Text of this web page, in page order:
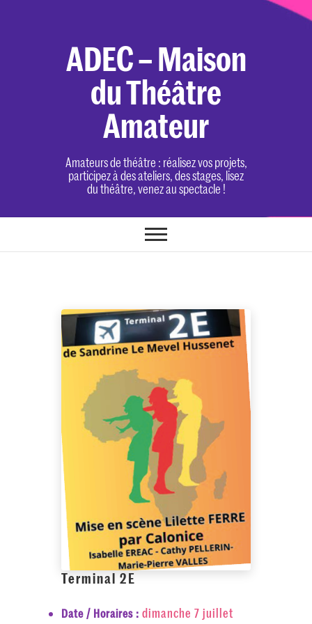
ADEC – Maison
du Théâtre
Amateur
Amateurs de théâtre : réalisez vos projets,
participez à des ateliers, des stages, lisez
du théâtre, venez au spectacle !
Terminal 2E
Date / Horaires : dimanche 7 juillet